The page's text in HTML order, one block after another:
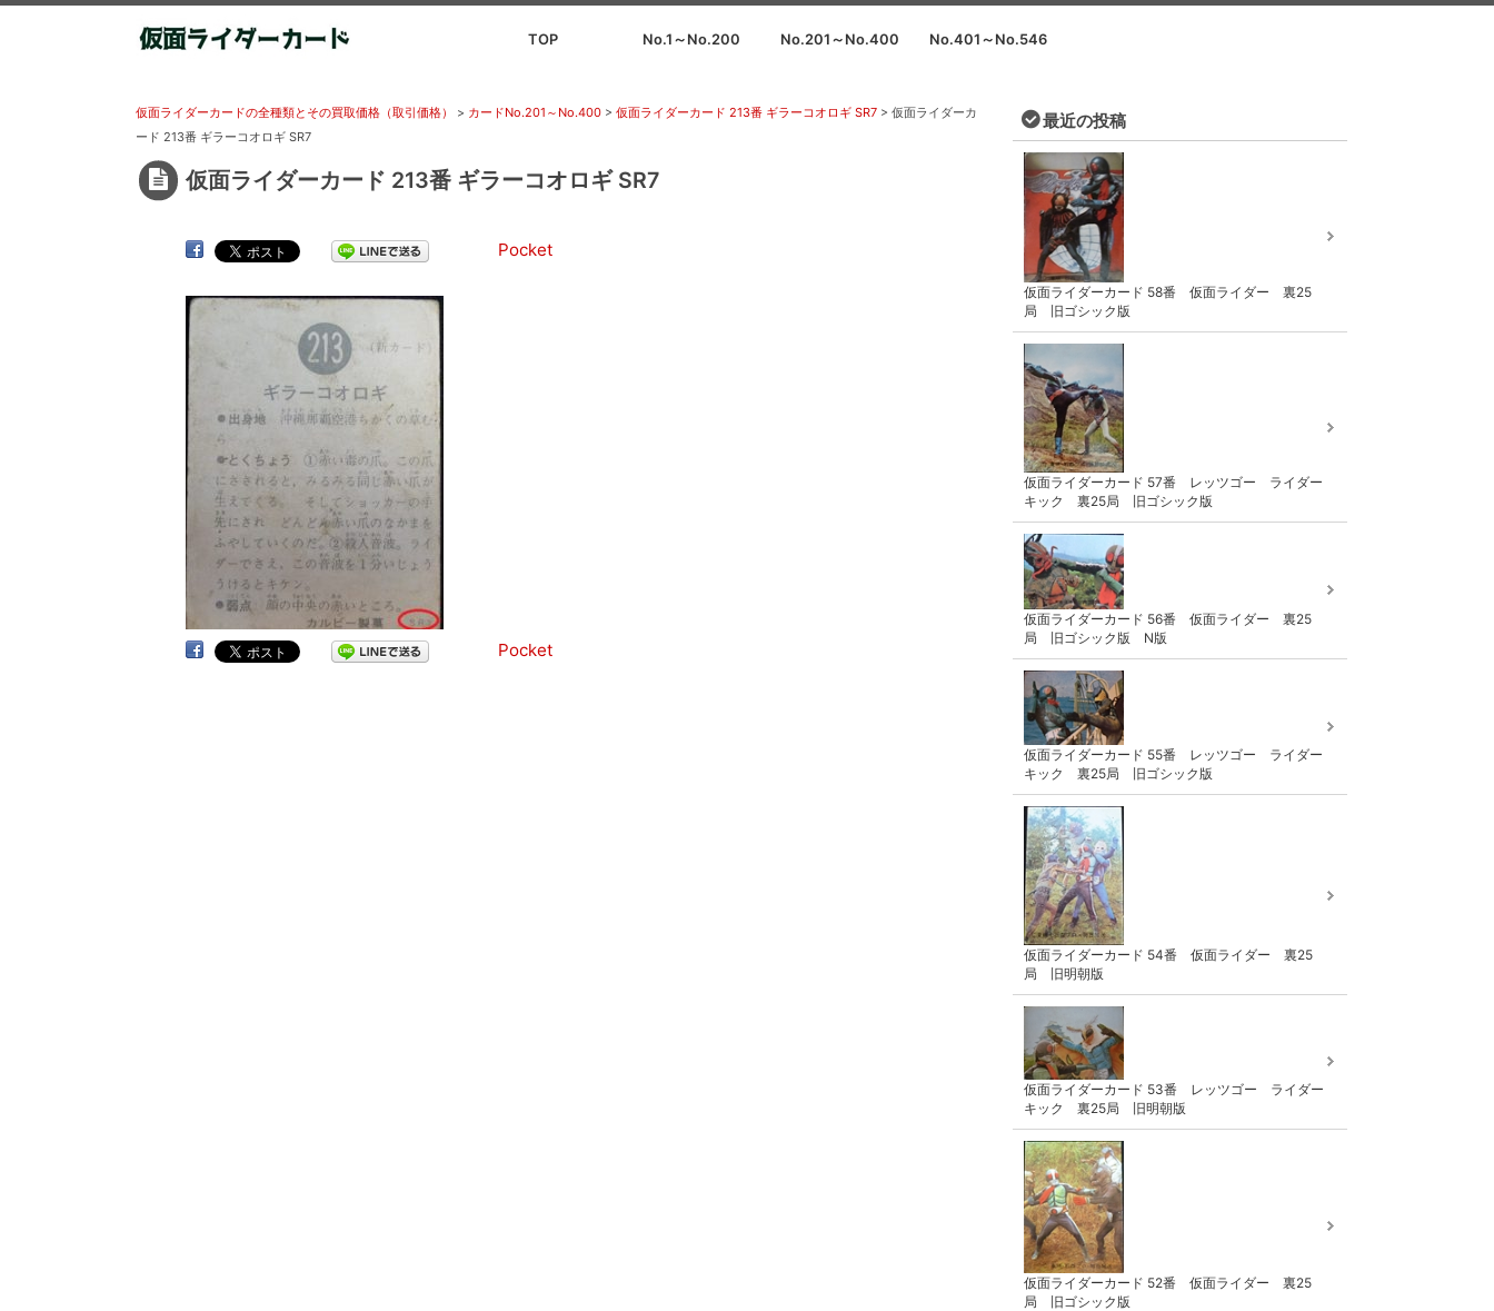
TOP No.1～No.200 No.201～No.400 No.401～No.546
仮面ライダーカードの全種類とその買取価格（取引価格） > カードNo.201～No.400 > 仮面ライダーカード 213番 ギラーコオロギ SR7 > 仮面ライダーカ
ード 213番 ギラーコオロギ SR7
仮面ライダーカード 213番 ギラーコオロギ SR7
Pocket
Pocket
最近の投稿
仮面ライダーカード 58番 仮面ライダー 裏25
局 旧ゴシック版
仮面ライダーカード 57番 レッツゴー ライダー
キック 裏25局 旧ゴシック版
仮面ライダーカード 56番 仮面ライダー 裏25
局 旧ゴシック版 N版
仮面ライダーカード 55番 レッツゴー ライダー
キック 裏25局 旧ゴシック版
仮面ライダーカード 54番 仮面ライダー 裏25
局 旧明朝版
仮面ライダーカード 53番 レッツゴー ライダー
キック 裏25局 旧明朝版
仮面ライダーカード 52番 仮面ライダー 裏25
局 旧ゴシック版